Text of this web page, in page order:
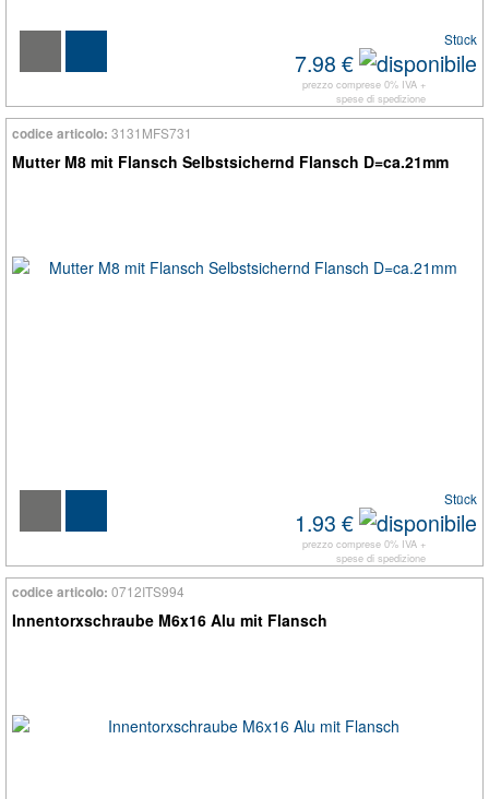
Stück
7.98 €
prezzo comprese 0% IVA +
spese di spedizione
codice articolo: 3131MFS731
Mutter M8 mit Flansch Selbstsichernd Flansch D=ca.21mm
Stück
1.93 €
prezzo comprese 0% IVA +
spese di spedizione
codice articolo: 0712ITS994
Innentorxschraube M6x16 Alu mit Flansch